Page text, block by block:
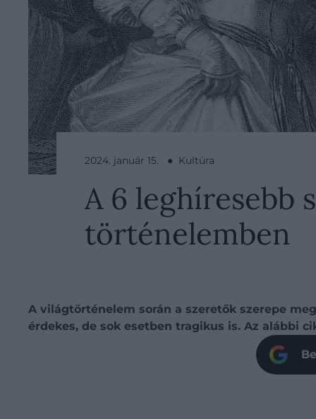
2024. január 15. ● Kultúra
A 6 leghíresebb
történelemben
A világtörténelem során a szeretők szerepe
érdekes, de sok esetben tragikus is. Az alábbi